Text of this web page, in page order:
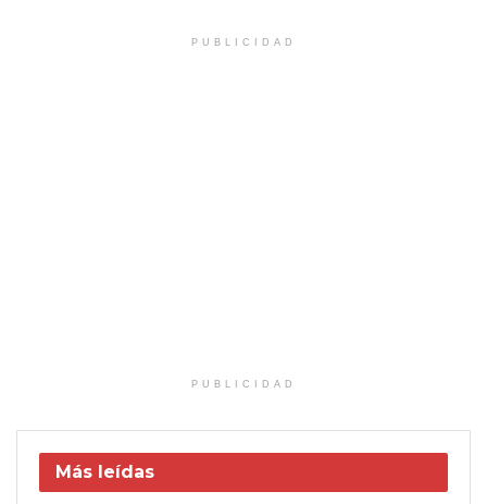
PUBLICIDAD
PUBLICIDAD
Más leídas